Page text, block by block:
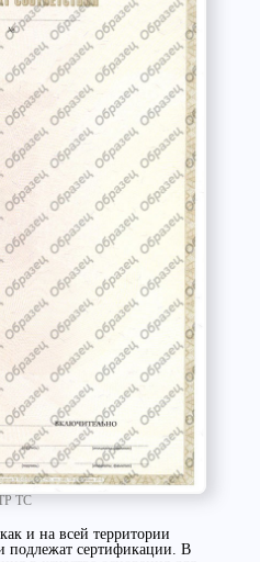
ТС
и на всей территории
подлежат сертификации. В